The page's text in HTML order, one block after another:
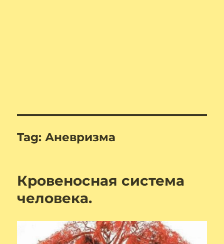
Tag:Аневризма
Кровеносная система
человека.